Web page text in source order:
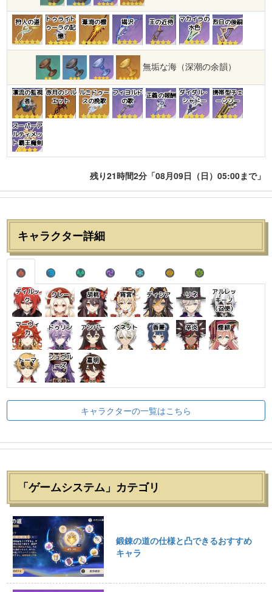
狩人の道
トゥライト
ゥーラの記
憶
葦海の標 竭沢 王の近侍
マカイラの
水色
烈日の後嗣
無垢な海（深潮の余韻）
凛流の監視
者
赤月のシル
エット
ルミドゥー
スの挽歌
フィヨルド
の歌
正義の報酬 ダイダル・
シャドー
携帯型チェ
ーンソー
スーパーア
ルティメッ
ト覇王魔剣
残り21時間2分「08月09日（日）05:00まで」
キャラクター詳細
ディルッ
ク
クレー 胡桃 宵宮 ディシア リネ
アルレッ
キーノ
（召使）
マーヴィ
カ
ドゥリン アンバー ベネット 香菱 辛炎 煙緋
トーマ
シュヴル
ーズ
嘉明
キャラクターの一覧はこちら
「ゲームシステム」カテゴリ
鍛錬の道の仕様と凸できるおすすめ
キャラ